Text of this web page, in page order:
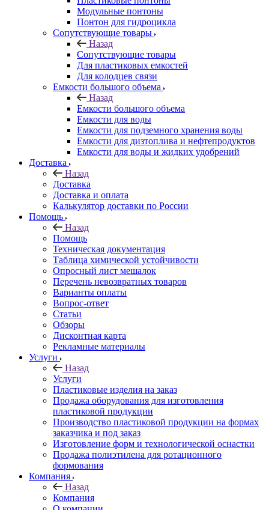
Модульные понтоны
Понтон для гидроцикла
Сопутствующие товары
Назад
Сопутствующие товары
Для пластиковых емкостей
Для колодцев связи
Емкости большого объема
Назад
Емкости большого объема
Емкости для воды
Емкости для подземного хранения воды
Емкости для дизтоплива и нефтепродуктов
Емкости для воды и жидких удобрений
Доставка
Назад
Доставка
Доставка и оплата
Калькулятор доставки по России
Помощь
Назад
Помощь
Техническая документация
Таблица химической устойчивости
Опросный лист мешалок
Перечень невозвратных товаров
Варианты оплаты
Вопрос-ответ
Статьи
Обзоры
Дисконтная карта
Рекламные материалы
Услуги
Назад
Услуги
Пластиковые изделия на заказ
Продажа оборудования для изготовления
пластиковой продукции
Производство пластиковой продукции на формах
заказчика и под заказ
Изготовление форм и технологической оснастки
Продажа полиэтилена для ротационного
формования
Компания
Назад
Компания